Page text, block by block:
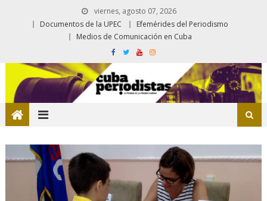
viernes, agosto 07, 2026
Documentos de la UPEC
Efemérides del Periodismo
Medios de Comunicación en Cuba